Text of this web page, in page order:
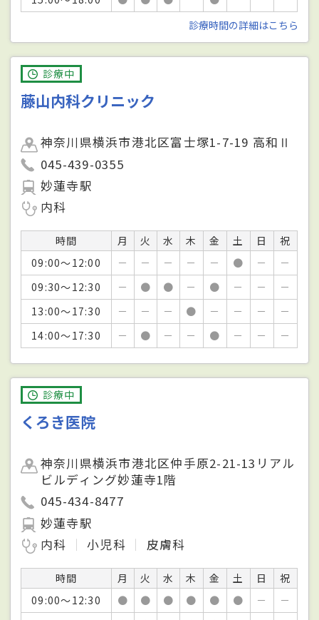
診療時間の詳細はこちら
診療中
藤山内科クリニック
神奈川県横浜市港北区富士塚1-7-19 高和Ⅱ
045-439-0355
妙蓮寺駅
内科
時間 月 火 水 木 金 土 日
祝
09:00～12:00
－ － － － － ● －
－
09:30～12:30
－ ● ● － ● － －
－
13:00～17:30
－ － － ● － － －
－
14:00～17:30
－ ● － － ● － － －
診療中
くろき医院
神奈川県横浜市港北区仲手原2-21-13リアル
ビルディング妙蓮寺1階
045-434-8477
妙蓮寺駅
内科
小児科 皮膚科
時間 月 火 水 木 金 土 日
祝
09:00～12:30
● ● ● ● ● ● －
－